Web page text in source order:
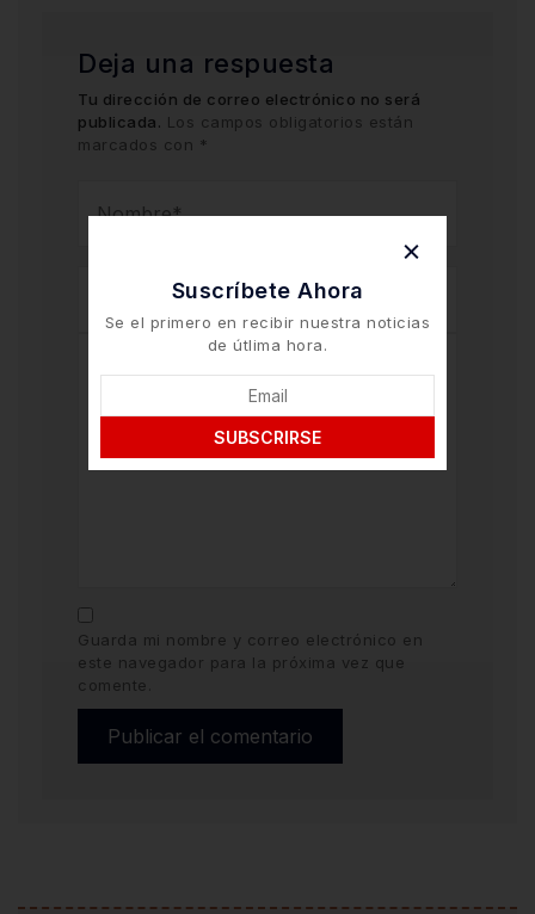
Deja una respuesta
Tu dirección de correo electrónico no será
publicada. Los campos obligatorios están
marcados con *
Guarda mi nombre y correo electrónico en
este navegador para la próxima vez que
comente.
Suscríbete Ahora
Se el primero en recibir nuestra noticias
de útlima hora.
SUBSCRIRSE